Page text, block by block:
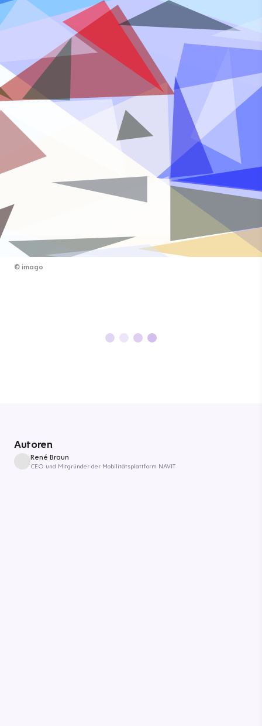
© imago
Autoren
René Braun
CEO und Mitgründer der Mobilitätsplattform NAVIT